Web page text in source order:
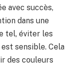
avec succès,
dans une
tel, éviter les
sensible. Cela
des couleurs